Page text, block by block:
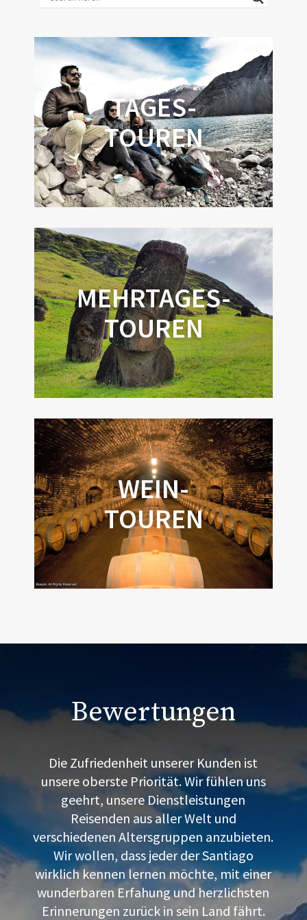
TAGES-
TOUREN
MEHRTAGES-
TOUREN
WEIN-
TOUREN
Bewertungen
Die Zufriedenheit unserer Kunden ist
unsere oberste Priorität. Wir fühlen uns
geehrt, unsere Dienstleistungen
Reisenden aus aller Welt und
verschiedenen Altersgruppen anzubieten.
Wir wollen, dass jeder der Santiago
wirklich kennen lernen möchte, mit einer
wunderbaren Erfahung und herzlichsten
Erinnerungen zurück in sein Land fährt.